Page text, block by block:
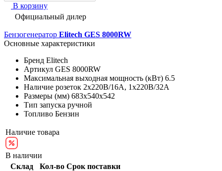
В корзину
Официальный дилер
Бензогенератор Elitech GES 8000RW
Основные характеристики
Бренд Elitech
Артикул GES 8000RW
Максимальная выходная мощность (кВт) 6.5
Наличие розеток 2х220В/16A, 1х220В/32A
Размеры (мм) 683х540х542
Тип запуска ручной
Топливо Бензин
Наличие товара
В наличии
Склад
Кол-во Срок поставки